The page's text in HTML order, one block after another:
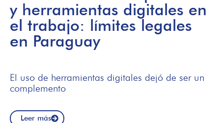
y herramientas digitales en
el trabajo: límites legales
en Paraguay
El uso de herramientas digitales dejó de ser un
complemento
Leer más